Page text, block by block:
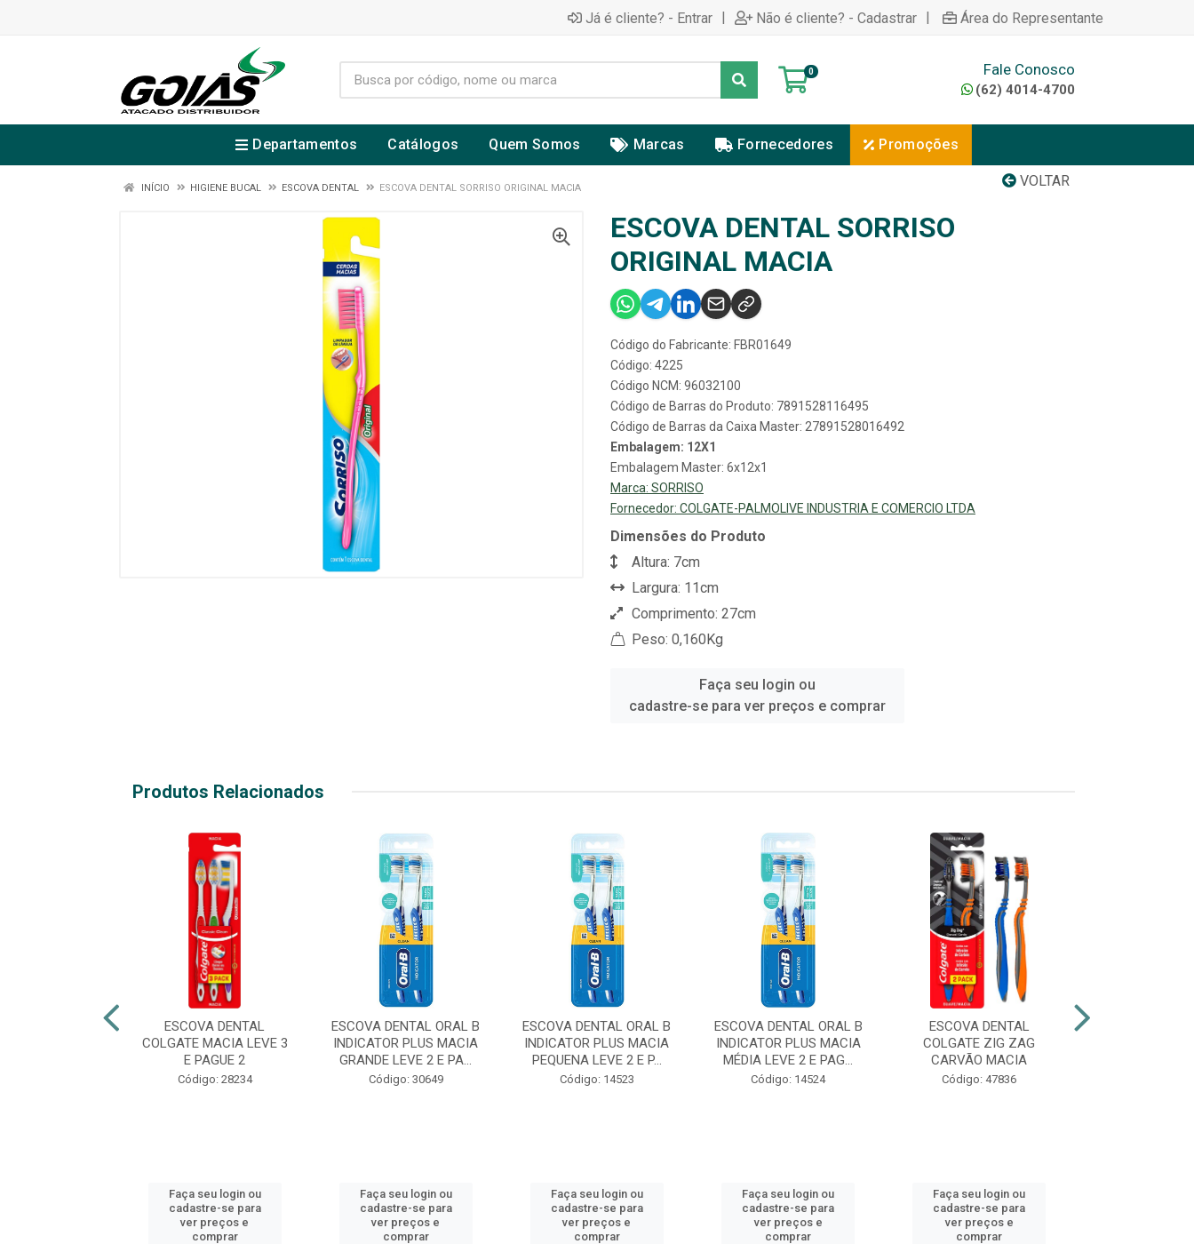
Já é cliente? - Entrar | Não é cliente? - Cadastrar | Área do Representante
0 Fale Conosco
(62) 4014-4700
Departamentos Catálogos Quem Somos Marcas Fornecedores Promoções
VOLTAR
INÍCIO HIGIENE BUCAL ESCOVA DENTAL ESCOVA DENTAL SORRISO ORIGINAL MACIA
ESCOVA DENTAL SORRISO
ORIGINAL MACIA
Código do Fabricante: FBR01649
Código: 4225
Código NCM: 96032100
Código de Barras do Produto: 7891528116495
Código de Barras da Caixa Master: 27891528016492
Embalagem: 12X1
Embalagem Master: 6x12x1
Marca: SORRISO
Fornecedor: COLGATE-PALMOLIVE INDUSTRIA E COMERCIO LTDA
Dimensões do Produto
Altura: 7cm
Largura: 11cm
Comprimento: 27cm
Peso: 0,160Kg
Faça seu login ou
cadastre-se para ver preços e comprar
Produtos Relacionados
ESCOVA DENTAL
COLGATE MACIA LEVE 3
E PAGUE 2
Código: 28234
Faça seu login ou
cadastre-se para
ver preços e
comprar
ESCOVA DENTAL ORAL B
INDICATOR PLUS MACIA
GRANDE LEVE 2 E PA...
Código: 30649
Faça seu login ou
cadastre-se para
ver preços e
comprar
ESCOVA DENTAL ORAL B
INDICATOR PLUS MACIA
PEQUENA LEVE 2 E P...
Código: 14523
Faça seu login ou
cadastre-se para
ver preços e
comprar
ESCOVA DENTAL ORAL B
INDICATOR PLUS MACIA
MÉDIA LEVE 2 E PAG...
Código: 14524
Faça seu login ou
cadastre-se para
ver preços e
comprar
ESCOVA DENTAL
COLGATE ZIG ZAG
CARVÃO MACIA
Código: 47836
Faça seu login ou
cadastre-se para
ver preços e
comprar